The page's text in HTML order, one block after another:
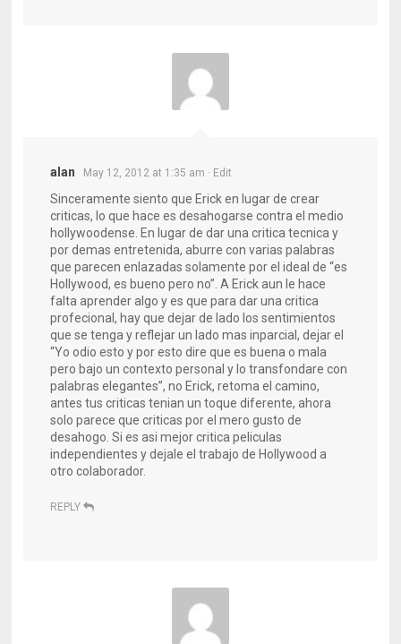
alan May 12, 2012 at 1:35 am · Edit
Sinceramente siento que Erick en lugar de crear
criticas, lo que hace es desahogarse contra el medio
hollywoodense. En lugar de dar una critica tecnica y
por demas entretenida, aburre con varias palabras
que parecen enlazadas solamente por el ideal de “es
Hollywood, es bueno pero no”. A Erick aun le hace
falta aprender algo y es que para dar una critica
profecional, hay que dejar de lado los sentimientos
que se tenga y reflejar un lado mas inparcial, dejar el
“Yo odio esto y por esto dire que es buena o mala
pero bajo un contexto personal y lo transfondare con
palabras elegantes”, no Erick, retoma el camino,
antes tus criticas tenian un toque diferente, ahora
solo parece que criticas por el mero gusto de
desahogo. Si es asi mejor critica peliculas
independientes y dejale el trabajo de Hollywood a
otro colaborador.
REPLY